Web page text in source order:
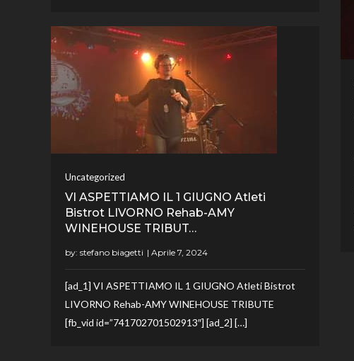
Uncategorized
VI ASPETTIAMO IL 1 GIUGNO Atleti
Bistrot LIVORNO Rehab-AMY
WINEHOUSE TRIBUT…
by: stefano biagetti
[ad_1] VI ASPETTIAMO IL 1 GIUGNO Atleti Bistrot
LIVORNO Rehab-AMY WINEHOUSE TRIBUTE
[fb_vid id=”741702701502913″] [ad_2] […]